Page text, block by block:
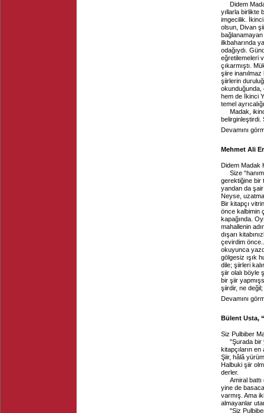
Didem
yıllarla birlikte
imgecilik.
olsun, Divan
bağlanamayan
ilkbaharında
odağıydı.
eğretilemeleri
çıkarmıştı.
şiire inanılmaz
şiirlerin
okunduğunda,
hem de İkinci
temel
Madak,
belirginleştirdi.
Devamını
Mehmet Ali
Didem Madak
Size
gerektiğine bir
yandan da şair
Neyse,
Bir kitapçı
önce kalbimin
kapağında.
mahallenin
dışarı
çevirdim
okuyunca
gölgesiz ışık
dile; şiirleri
şiir olalı böyle
bir şiir
şiirdir, ne
Devamını
Bülent Usta,
Siz Pulbiber
"Şurada bir
kitapçıların en
Şiir, hâlâ
Halbuki şiir
derler.
Amiral
yine de
varmış. Ama
almayanlar
"Siz